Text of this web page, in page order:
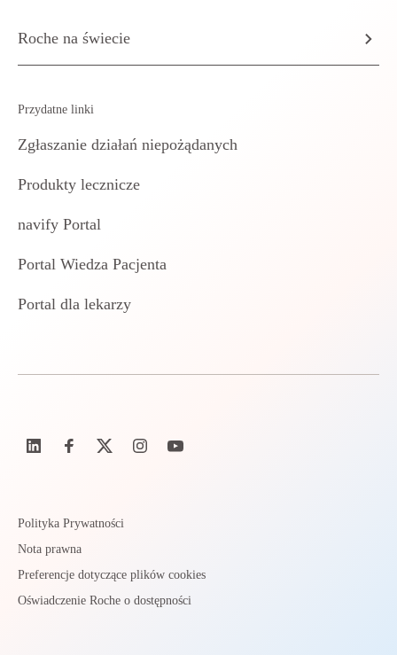
Roche na świecie
Przydatne linki
Zgłaszanie działań niepożądanych
Produkty lecznicze
navify Portal
Portal Wiedza Pacjenta
Portal dla lekarzy
Polityka Prywatności
Nota prawna
Preferencje dotyczące plików cookies
Oświadczenie Roche o dostępności